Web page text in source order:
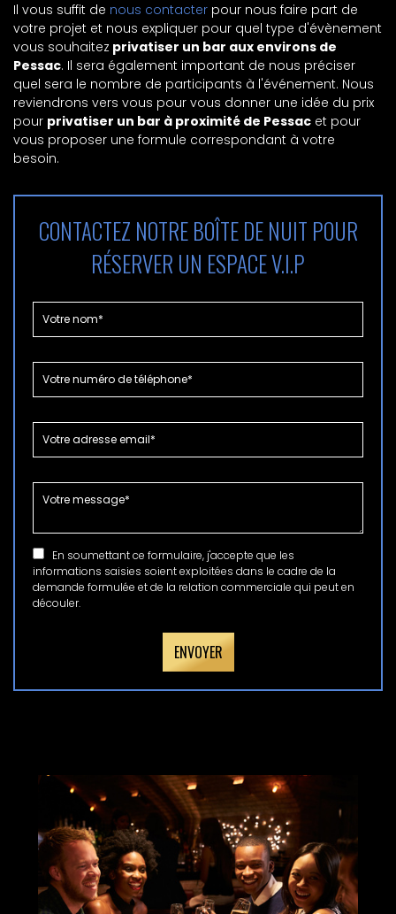
Il vous suffit de nous contacter pour nous faire part de
votre projet et nous expliquer pour quel type d'évènement
vous souhaitez privatiser un bar aux environs de
Pessac. Il sera également important de nous préciser
quel sera le nombre de participants à l'événement. Nous
reviendrons vers vous pour vous donner une idée du prix
pour privatiser un bar à proximité de Pessac et pour
vous proposer une formule correspondant à votre
besoin.
CONTACTEZ NOTRE BOÎTE DE NUIT POUR
RÉSERVER UN ESPACE V.I.P
En soumettant ce formulaire, j'accepte que les
informations saisies soient exploitées dans le cadre de la
demande formulée et de la relation commerciale qui peut en
découler.